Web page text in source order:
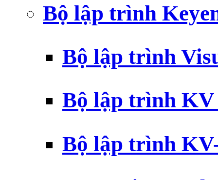
Bộ lập trình
Bộ lập trình
Bộ lập trình
Bộ lập trình